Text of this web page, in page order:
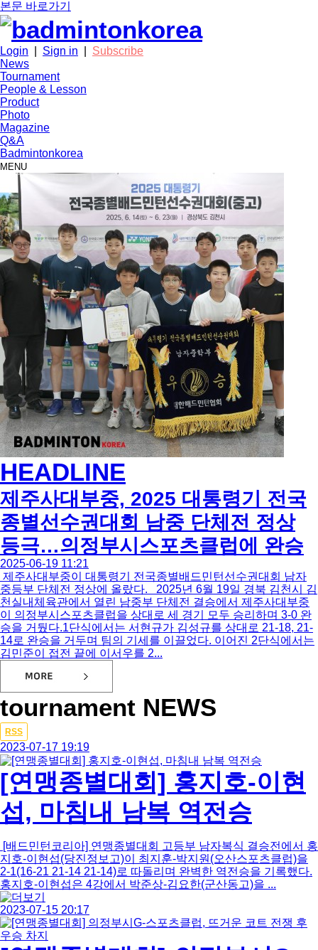
본문 바로가기
Login Sign in
Subscribe
News
Tournament
People & Lesson
Product
Photo
Magazine
Q&A
Badmintonkorea
MENU
HEADLINE
제주사대부중, 2025 대통령기 전국
종별선수권대회 남중 단체전 정상
등극…의정부시스포츠클럽에 완승
2025-06-19 11:21
제주사대부중이 대통령기 전국종별배드민턴선수권대회 남자
중등부 단체전 정상에 올랐다. 2025년 6월 19일 경북 김천시 김
천실내체육관에서 열린 남중부 단체전 결승에서 제주사대부중
이 의정부시스포츠클럽을 상대로 세 경기 모두 승리하며 3-0 완
승을 거뒀다.1단식에서는 서현규가 김성규를 상대로 21-18, 21-
14로 완승을 거두며 팀의 기세를 이끌었다. 이어진 2단식에서는
김민준이 접전 끝에 이서우를 2...
tournament NEWS
Total
780
건
21
페
이
지
RSS
2023-07-17 19:19
[연맹종별대회] 홍지호-이현
섭, 마침내 남복 역전승
[배드민턴코리아] 연맹종별대회 고등부 남자복식 결승전에서 홍
지호-이현섭(당진정보고)이 최지훈-박지원(오산스포츠클럽)을
2-1(16-21 21-14 21-14)로 따돌리며 완벽한 역전승을 기록했다.
홍지호-이현섭은 4강에서 박준상-김요한(군산동고)을 ...
2023-07-15 20:17